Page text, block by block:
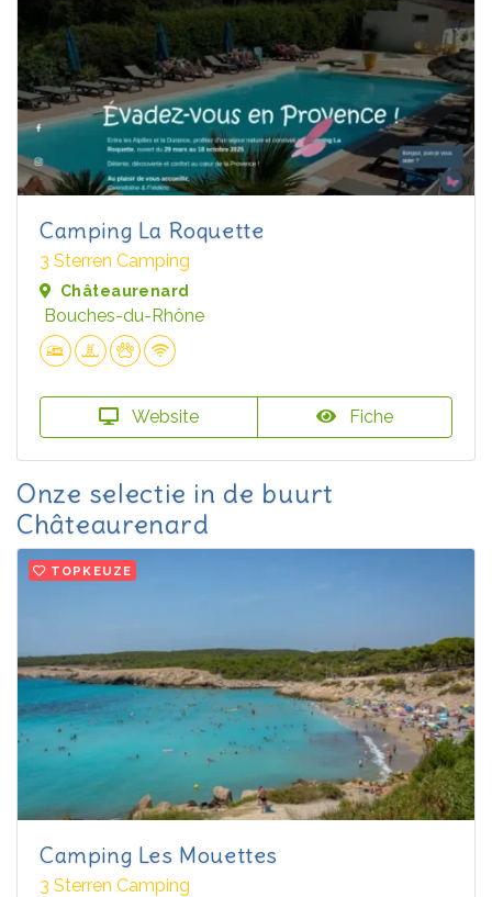
Camping La Roquette
3 Sterren Camping
Châteaurenard
Bouches-du-Rhône
Website Fiche
Onze selectie in de buurt
Châteaurenard
TOPKEUZE
Camping Les Mouettes
3 Sterren Camping